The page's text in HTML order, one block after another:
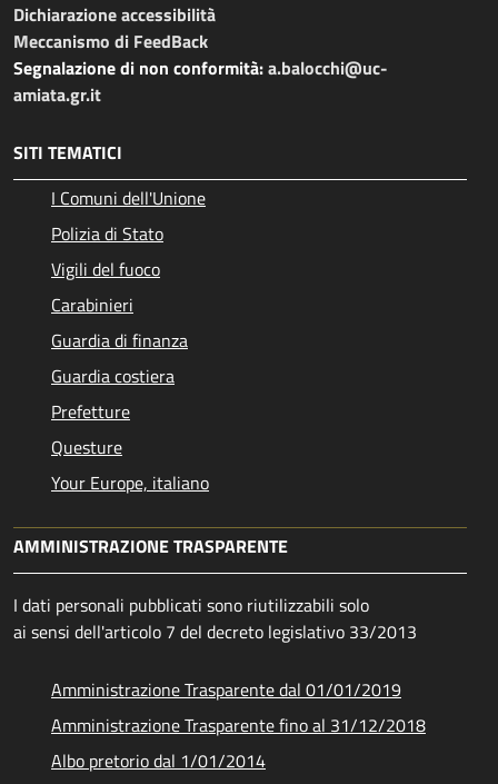
Dichiarazione accessibilità
Meccanismo di FeedBack
Segnalazione di non conformità:a.balocchi@uc-
amiata.gr.it
SITI TEMATICI
I Comuni dell'Unione
Polizia di Stato
Vigili del fuoco
Carabinieri
Guardia di finanza
Guardia costiera
Prefetture
Questure
Your Europe, italiano
AMMINISTRAZIONE TRASPARENTE
I dati personali pubblicati sono riutilizzabili solo
ai sensi dell'articolo 7 del decreto legislativo 33/2013
Amministrazione Trasparente dal 01/01/2019
Amministrazione Trasparente fino al 31/12/2018
Albo pretorio dal 1/01/2014